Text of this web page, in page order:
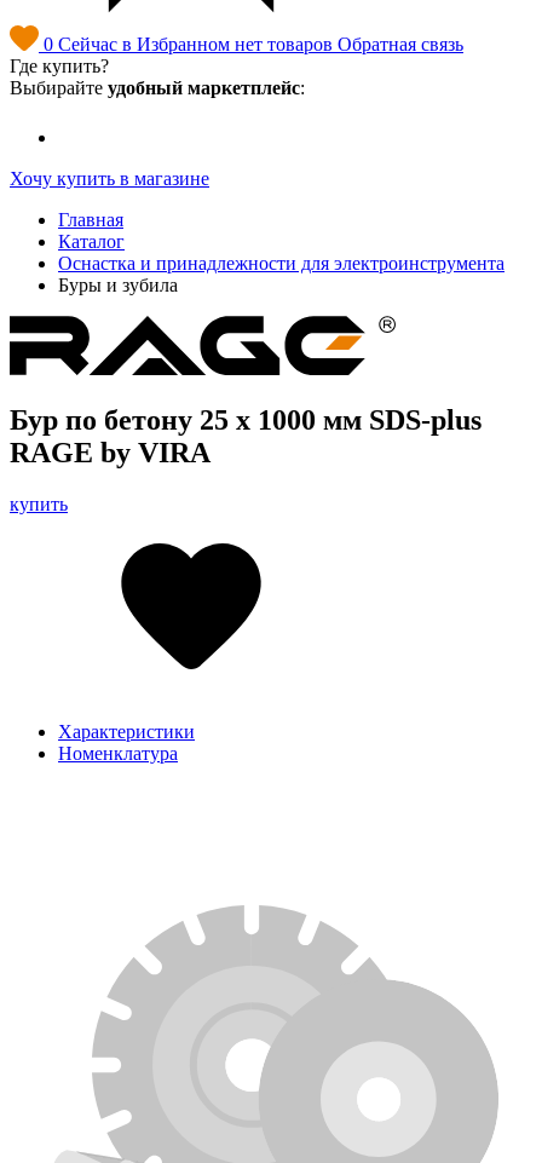
0 Сейчас в Избранном нет товаров Обратная связь
Где купить?
Выбирайте удобный маркетплейс:
Хочу купить в магазине
Главная
Каталог
Оснастка и принадлежности для электроинструмента
Буры и зубила
Бур по бетону 25 х 1000 мм SDS-plus
RAGE by VIRA
купить
Характеристики
Номенклатура